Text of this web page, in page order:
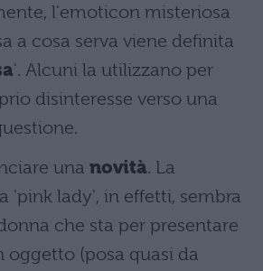
l'emoticon misteriosa
a cosa serva viene definita
'. Alcuni la utilizzano per
disinteresse verso una
una novità. La
'pink lady', in effetti, sembra
che sta per presentare
oggetto (posa quasi da